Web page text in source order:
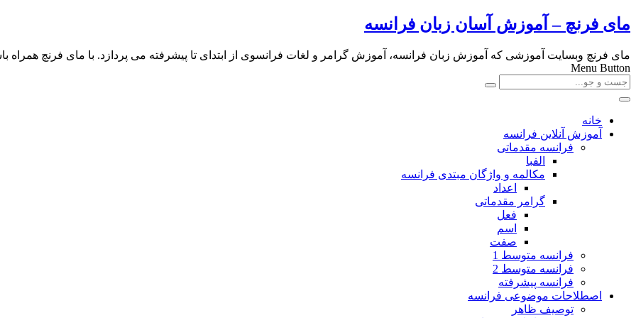
مای فرنچ – آموزش آسان زبان فرانسه
مای فرنچ وبسایت آموزشی که آموزش زبان فرانسه، آموزش گرامر و لغات فرانسوی از ابتدای تا پیشرفته می پردازد. با مای فرنچ همراه
Menu Button
خانه
آموزش آنلاین فرانسه
فرانسه مقدماتی
الفبا
مکالمه و واژگان مبتدی فرانسه
اعداد
گرامر مقدماتی
فعل
اسم
صفت
فرانسه متوسط 1
فرانسه متوسط 2
فرانسه پیشرفته
اصطلاحات موضوعی فرانسه
توصیف ظاهر